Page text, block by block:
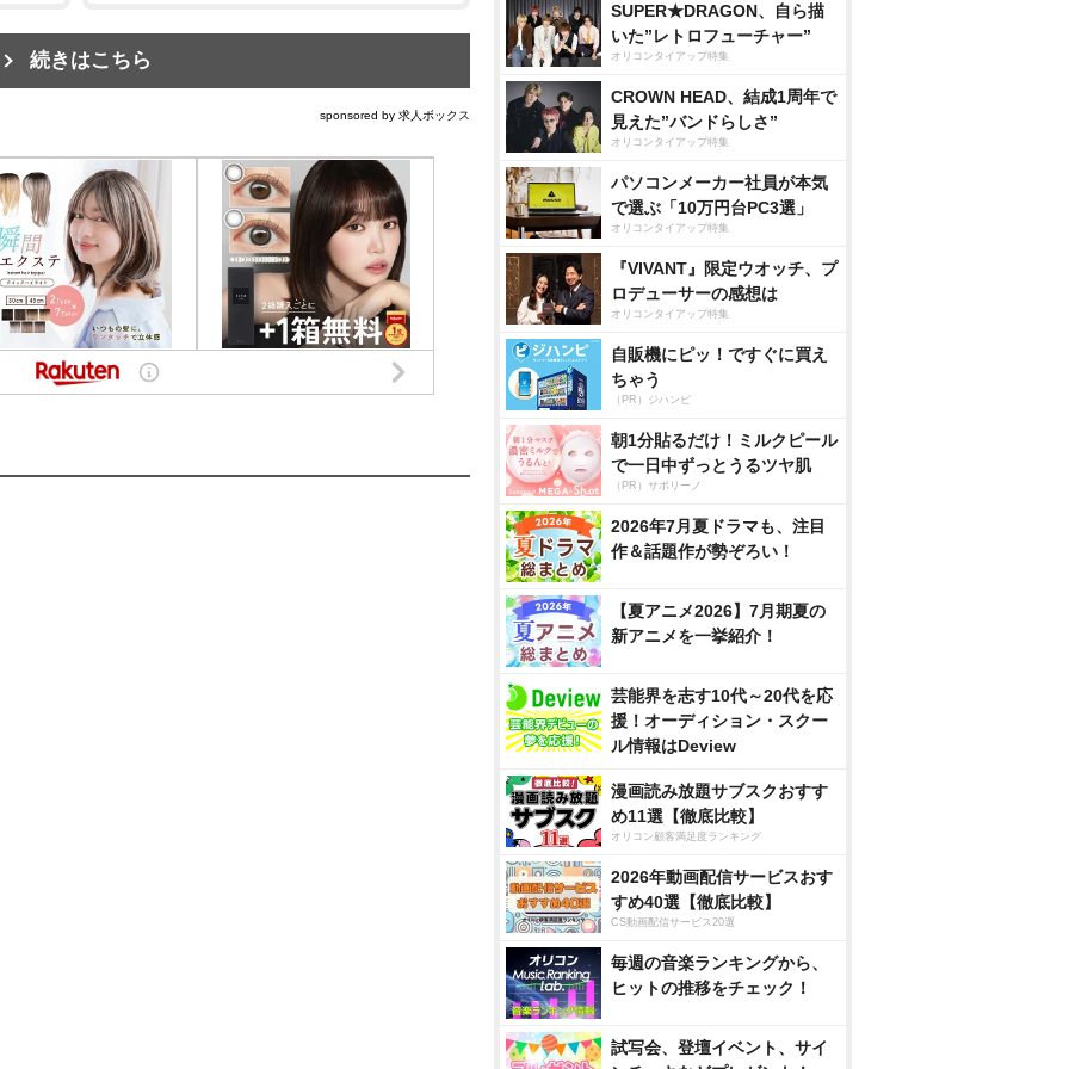
続きはこちら
sponsored by 求人ボックス
SUPER★DRAGON、自ら描
いた”レトロフューチャー”
オリコンタイアップ特集
CROWN HEAD、結成1周年で
見えた”バンドらしさ”
オリコンタイアップ特集
パソコンメーカー社員が本気
で選ぶ「10万円台PC3選」
オリコンタイアップ特集
『VIVANT』限定ウオッチ、プ
ロデューサーの感想は
オリコンタイアップ特集
自販機にピッ！ですぐに買え
ちゃう
（PR）ジハンピ
朝1分貼るだけ！ミルクピール
で一日中ずっとうるツヤ肌
（PR）サボリーノ
2026年7月夏ドラマも、注目
作＆話題作が勢ぞろい！
【夏アニメ2026】7月期夏の
新アニメを一挙紹介！
芸能界を志す10代～20代を応
援！オーディション・スクー
ル情報はDeview
漫画読み放題サブスクおすす
め11選【徹底比較】
オリコン顧客満足度ランキング
2026年動画配信サービスおす
すめ40選【徹底比較】
CS動画配信サービス20選
毎週の音楽ランキングから、
ヒットの推移をチェック！
試写会、登壇イベント、サイ